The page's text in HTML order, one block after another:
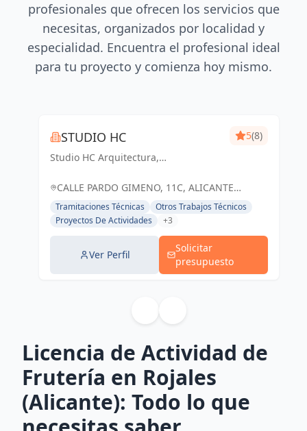
profesionales que ofrecen los servicios que
necesitas, organizados por localidad y
especialidad. Encuentra el profesional ideal
para tu proyecto y comienza hoy mismo.
STUDIO HC
Studio HC Arquitectura,
5(8)
CALLE PARDO GIMENO, 11C, ALICANTE
(ALACANT), ESPAÑA, España
Tramitaciones Técnicas
Otros Trabajos Técnicos
Proyectos De Actividades
+3
Ver Perfil
Solicitar
presupuesto
Licencia de Actividad de
Frutería en Rojales
(Alicante): Todo lo que